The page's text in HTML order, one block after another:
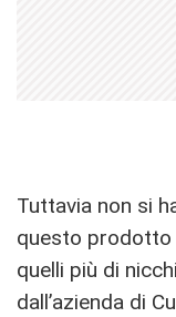
Tuttavia non si
questo
quelli più di
dall’azienda di